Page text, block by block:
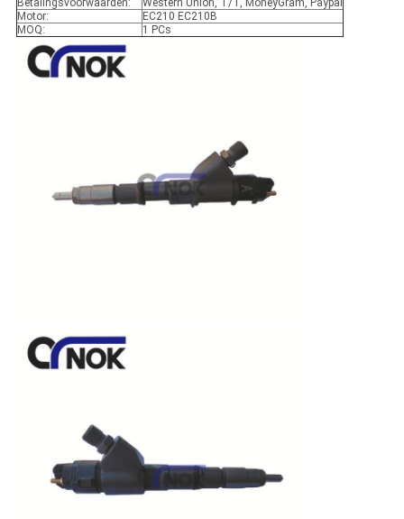
Betalingsvoorwaarden:
Western Union, T/T, MoneyGram, Paypal
Motor:
EC210 EC210B
MOQ:
1 PCs